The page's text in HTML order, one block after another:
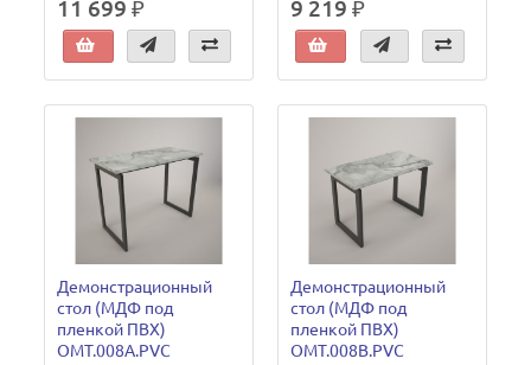
11 699 ₽ 9 219 ₽
Демонстрационный
стол (МДФ под
пленкой ПВХ)
OMT.008A.PVC
Демонстрационный
стол (МДФ под
пленкой ПВХ)
OMT.008B.PVC